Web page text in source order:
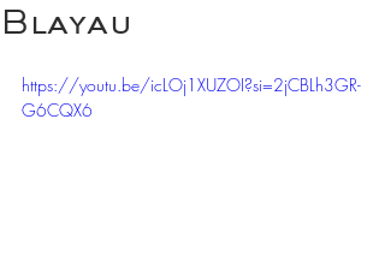
Blayau
https://youtu.be/icLOj1XUZOI?si=2jCBLh3GR-
G6CQX6